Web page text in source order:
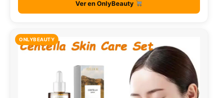
Ver en OnlyBeauty
ONLYBEAUTY